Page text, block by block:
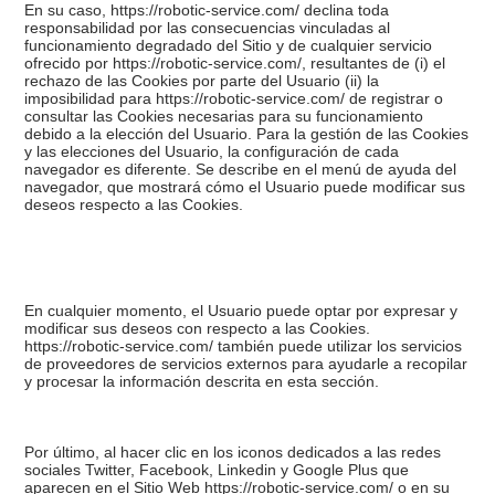
En su caso, https://robotic-service.com/ declina toda
responsabilidad por las consecuencias vinculadas al
funcionamiento degradado del Sitio y de cualquier servicio
ofrecido por https://robotic-service.com/, resultantes de (i) el
rechazo de las Cookies por parte del Usuario (ii) la
imposibilidad para https://robotic-service.com/ de registrar o
consultar las Cookies necesarias para su funcionamiento
debido a la elección del Usuario. Para la gestión de las Cookies
y las elecciones del Usuario, la configuración de cada
navegador es diferente. Se describe en el menú de ayuda del
navegador, que mostrará cómo el Usuario puede modificar sus
deseos respecto a las Cookies.
En cualquier momento, el Usuario puede optar por expresar y
modificar sus deseos con respecto a las Cookies.
https://robotic-service.com/ también puede utilizar los servicios
de proveedores de servicios externos para ayudarle a recopilar
y procesar la información descrita en esta sección.
Por último, al hacer clic en los iconos dedicados a las redes
sociales Twitter, Facebook, Linkedin y Google Plus que
aparecen en el Sitio Web https://robotic-service.com/ o en su